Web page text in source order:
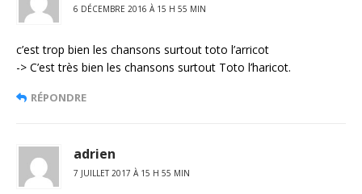
6 DÉCEMBRE 2016 À 15 H 55 MIN
c’est trop bien les chansons surtout toto l’arricot
-> C’est très bien les chansons surtout Toto l’haricot.
RÉPONDRE
adrien
7 JUILLET 2017 À 15 H 55 MIN